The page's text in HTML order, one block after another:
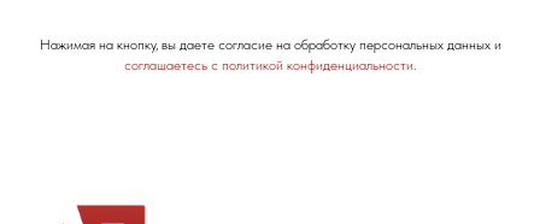
Нажимая на кнопку, вы даете согласие на обработку персональных данных и
соглашаетесь c политикой конфиденциальности.